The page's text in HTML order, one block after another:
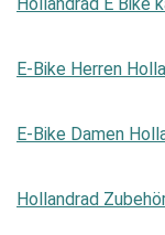
E-Bike Herren
E-Bike Damen
Hollandrad